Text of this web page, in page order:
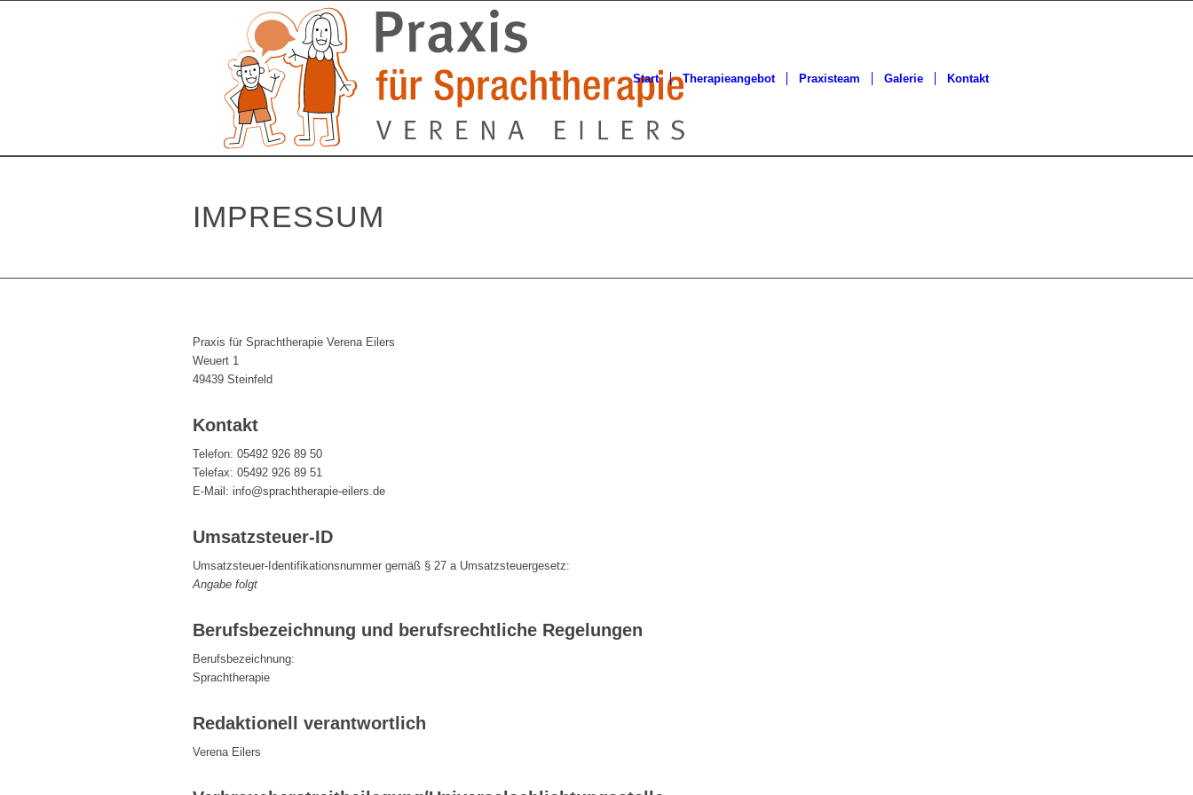
Start Therapieangebot Praxisteam Galerie Kontakt
IMPRESSUM
Praxis für Sprachtherapie Verena Eilers
Weuert 1
49439 Steinfeld
Kontakt
Telefon: 05492 926 89 50
Telefax: 05492 926 89 51
E-Mail: info@sprachtherapie-eilers.de
Umsatzsteuer-ID
Umsatzsteuer-Identifikationsnummer gemäß § 27 a Umsatzsteuergesetz:
Angabe folgt
Berufsbezeichnung und berufsrechtliche Regelungen
Berufsbezeichnung:
Sprachtherapie
Redaktionell verantwortlich
Verena Eilers